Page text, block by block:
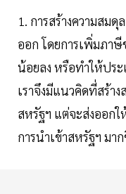
1. การสร้างความสมดุ
ออก โดยการเพิ่มภาษี
น้อยลง หรือทำให้ปร
เราจึงมีแนวคิดที่สร้า
สหรัฐฯ แต่จะส่งออก
การนำเข้าสหรัฐฯ ม